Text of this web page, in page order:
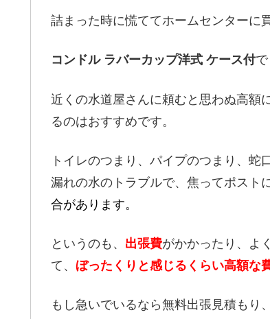
詰まった時に慌ててホームセンターに
コンドル ラバーカップ洋式 ケース付で
近くの水道屋さんに頼むと思わぬ高額
るのはおすすめです。
トイレのつまり、パイプのつまり、
漏れの水のトラブルで、焦ってポスト
合があります。
というのも、 出張費がかかったり、よ
て、 ぼったくりと感じるくらい高額な
もし急いでいるなら無料出張見積もり